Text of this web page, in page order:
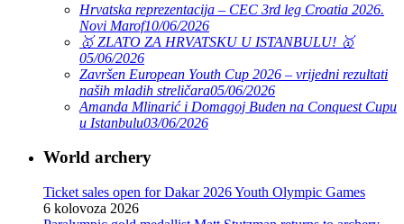
Hrvatska reprezentacija – CEC 3rd leg Croatia 2026.
Novi Marof10/06/2026
🥇 ZLATO ZA HRVATSKU U ISTANBULU! 🥇
05/06/2026
Završen European Youth Cup 2026 – vrijedni rezultati
naših mladih streličara05/06/2026
Amanda Mlinarić i Domagoj Buden na Conquest Cupu
u Istanbulu03/06/2026
World archery
Ticket sales open for Dakar 2026 Youth Olympic Games
6 kolovoza 2026